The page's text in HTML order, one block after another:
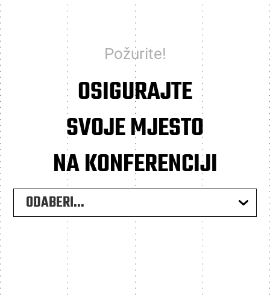
Požurite!
OSIGURAJTE
SVOJE MJESTO
NA KONFERENCIJI
ODABERI...